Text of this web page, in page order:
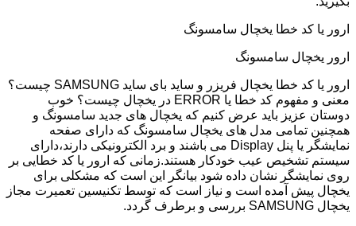
ارور یا کد خطا یخچال سامسونگ
ارور یخچال سامسونگ
ارور یا کد خطا یخچال فریزر و ساید بای ساید SAMSUNG چیست؟
معنی و مفهوم کد خطا یا ERROR در یخچال چیست؟ خوب
دوستان عزیز باید عرض کنیم که یخچال های جدید سامسونگ و
همچنین تمامی مدل های یخچال سامسونگ که دارای صفحه
نمایشگر یا پنل Display می باشند و برد الکترونیکی دارند،دارای
سیستم تشخیص عیب خودکار هستند.زمانی که ارور یا کد خطایی بر
روی نمایشگر نشان داده شود بیانگر این است که مشکلی برای
یخچال پیش آمده است و نیاز است که توسط تکنیسین تعمیرت مجاز
یخچال SAMSUNG بررسی و برطرف گردد.